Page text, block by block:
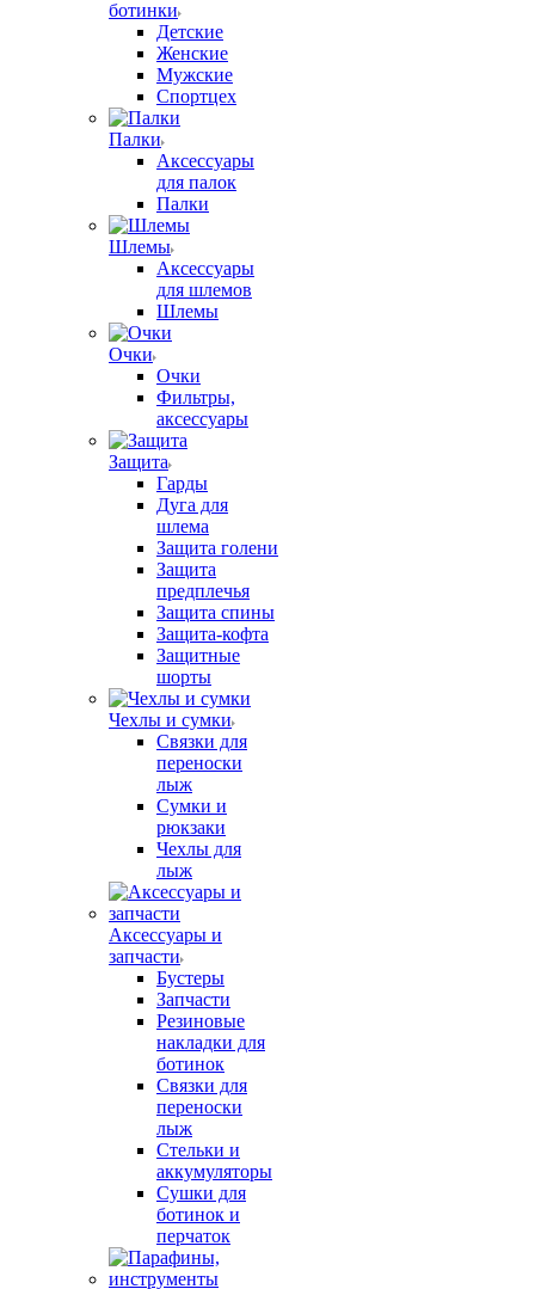
ботинки
Детские
Женские
Мужские
Спортцех
Палки
Аксессуары
для палок
Палки
Шлемы
Аксессуары
для шлемов
Шлемы
Очки
Очки
Фильтры,
аксессуары
Защита
Гарды
Дуга для
шлема
Защита голени
Защита
предплечья
Защита спины
Защита-кофта
Защитные
шорты
Чехлы и сумки
Связки для
переноски
лыж
Сумки и
рюкзаки
Чехлы для
лыж
Аксессуары и
запчасти
Бустеры
Запчасти
Резиновые
накладки для
ботинок
Связки для
переноски
лыж
Стельки и
аккумуляторы
Сушки для
ботинок и
перчаток